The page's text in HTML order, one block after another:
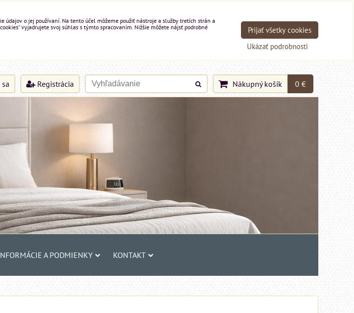
Registrácia Nákupný košík 0 €
A PODMIENKY KONTAKT
o jej používaní. Na tento účel môžeme použiť nástroje a služby tretích strán a
vyjadrujete svoj súhlas s týmto spracovaním. Nižšie môžete nájsť podrobné
Ukázať podrobnosti
Prijať všetky cookies